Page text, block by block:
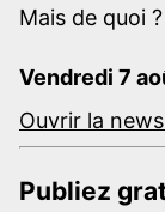
Mais de quoi ?
Vendredi 7
Ouvrir la
Publiez